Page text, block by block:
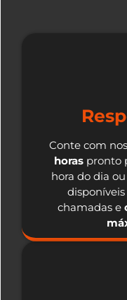
Conte com
horas pronto
hora do dia
chamadas e